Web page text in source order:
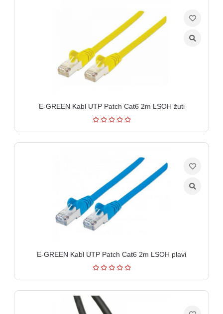
E-GREEN Kabl UTP Patch Cat6 2m LSOH žuti
E-GREEN Kabl UTP Patch Cat6 2m LSOH plavi